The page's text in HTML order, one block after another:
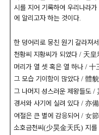
시를 지어 기록하여 우리나라가
에 알리고자 하는 것이다.
한 덩어리로 뭉친 원기 갈라져서
천황씨 지황씨가 되었다 / 天皇
머리가 열 셋 혹은 열 하나 / 十
그 모습 기이함이 많았다 / 體
그 나머지 성스러운 제왕들도 /
경서와 사기에 실려 있다 / 亦
여절은 큰 별에 감응되어 / 女
소호금천씨 (少昊金天氏) 지를